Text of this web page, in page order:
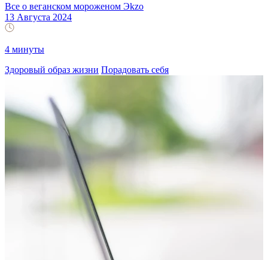
Все о веганском мороженом Эkzо
13 Августа 2024
4 минуты
Здоровый образ жизни Порадовать себя